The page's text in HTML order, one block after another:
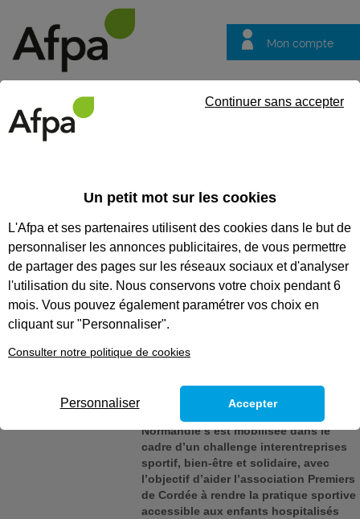
Mon compte
questions
Fil info
Quinzaine de la
QVCT : l’Afpa
Normandie a relevé
le défi !
Normandie s’est mobilisée dans le
cadre d’un challenge interentreprises
sportif, bien-être et solidaire, avec
l’objectif d’aider l’association Premiers
de Cordée à rendre la pratique sportive
accessible aux enfants hospitalisés
Un petit mot sur les cookies
L'Afpa et ses partenaires utilisent des cookies dans le but de
personnaliser les annonces publicitaires, de vous permettre
de partager des pages sur les réseaux sociaux et d'analyser
l'utilisation du site. Nous conservons votre choix pendant 6
mois. Vous pouvez également paramétrer vos choix en
cliquant sur "Personnaliser".
Consulter notre politique de cookies
Continuer sans accepter
Personnaliser Accepter